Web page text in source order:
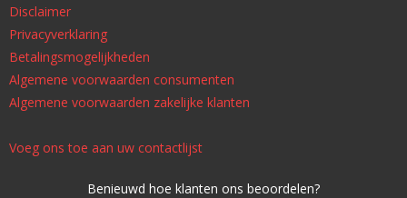
Disclaimer
Privacyverklaring
Betalingsmogelijkheden
Algemene voorwaarden consumenten
Algemene voorwaarden zakelijke klanten
Voeg ons toe aan uw contactlijst
Benieuwd hoe klanten ons beoordelen?